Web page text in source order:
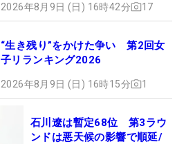
2026年8月9日 (日) 16時42分 17
“生き残り”をかけた争い 第2回女
子リランキング2026
2026年8月9日 (日) 16時15分 1
石川遼は暫定68位 第3ラウ
ンドは悪天候の影響で順延/